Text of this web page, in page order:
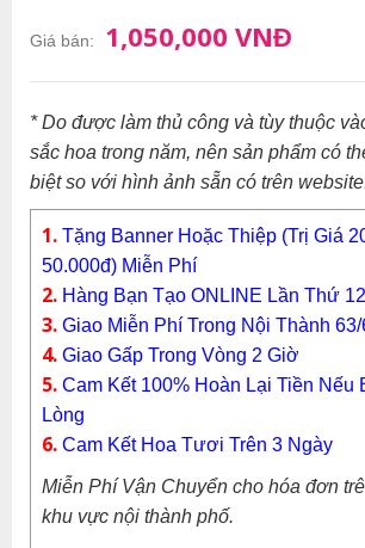
Giá bán: 1,050,000 VNĐ
* Do được làm thủ công và tùy thuộc
sắc hoa trong năm, nên sản phẩm có
biệt so với hình ảnh sẵn có trên
1. Tặng Banner Hoặc Thiệp (Trị Giá
50.000đ) Miễn Phí
2. Hàng Bạn Tạo ONLINE Lần Thứ
3.Giao Miễn Phí Trong Nội Thành 63/
4.Giao Gấp Trong Vòng 2 Giờ
5.Cam Kết 100% Hoàn Lại Tiền Nếu
Lòng
6.Cam Kết Hoa Tươi Trên 3 Ngày
Miễn Phí Vận Chuyển cho hóa đơn
khu vực nội thành phố.